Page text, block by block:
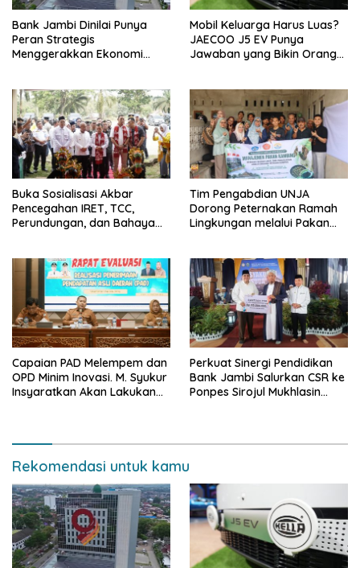
Bank Jambi Dinilai Punya
Peran Strategis
Menggerakkan Ekonomi
Mobil Keluarga Harus Luas?
JAECOO J5 EV Punya
Jawaban yang Bikin Orang
Buka Sosialisasi Akbar
Pencegahan IRET, TCC,
Perundungan, dan Bahaya
bisa jaga diri, 60% masa
depan sudah ada di tangan”
Tim Pengabdian UNJA
Dorong Peternakan Ramah
Lingkungan melalui Pakan
Capaian PAD Melempem dan
OPD Minim Inovasi. M. Syukur
Insyaratkan Akan Lakukan
Perkuat Sinergi Pendidikan
Bank Jambi Salurkan CSR ke
Ponpes Sirojul Mukhlasin
Rekomendasi untuk kamu